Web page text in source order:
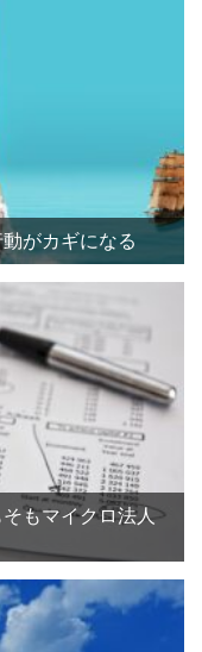
がカギになる
もマイクロ法人